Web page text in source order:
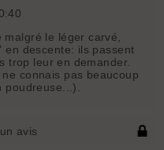
malgré le léger carvé,
en descente: ils passent
trop leur en demander.
connais pas beaucoup
poudreuse...).
avis